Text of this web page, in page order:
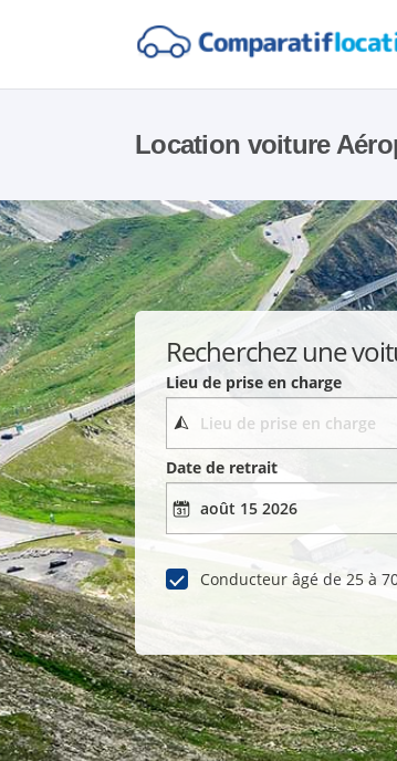
Location voiture
Recherchez une
Lieu de prise en charge
Date de retrait
Conducteur âgé de 25 à